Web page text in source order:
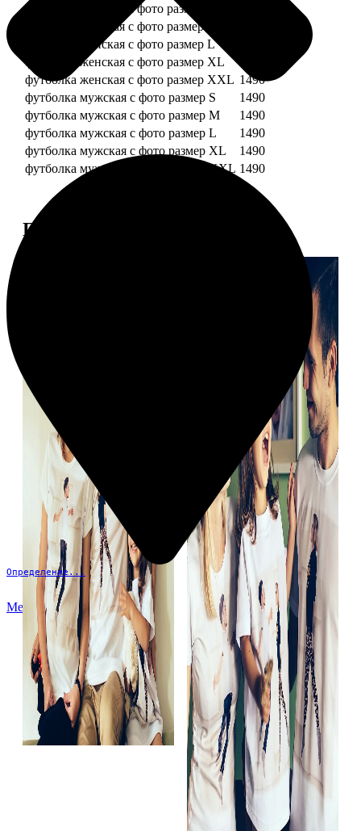
Определение...
Меню
футболка женская с фото размер S
футболка женская с фото размер M
футболка женская с фото размер L
футболка женская с фото размер XL
футболка женская с фото размер XXL 1490
футболка мужская с фото размер S
1490
футболка мужская с фото размер M
1490
футболка мужская с фото размер L
1490
футболка мужская с фото размер XL
1490
футболка мужская с фото размер XXL 1490
Примеры работ